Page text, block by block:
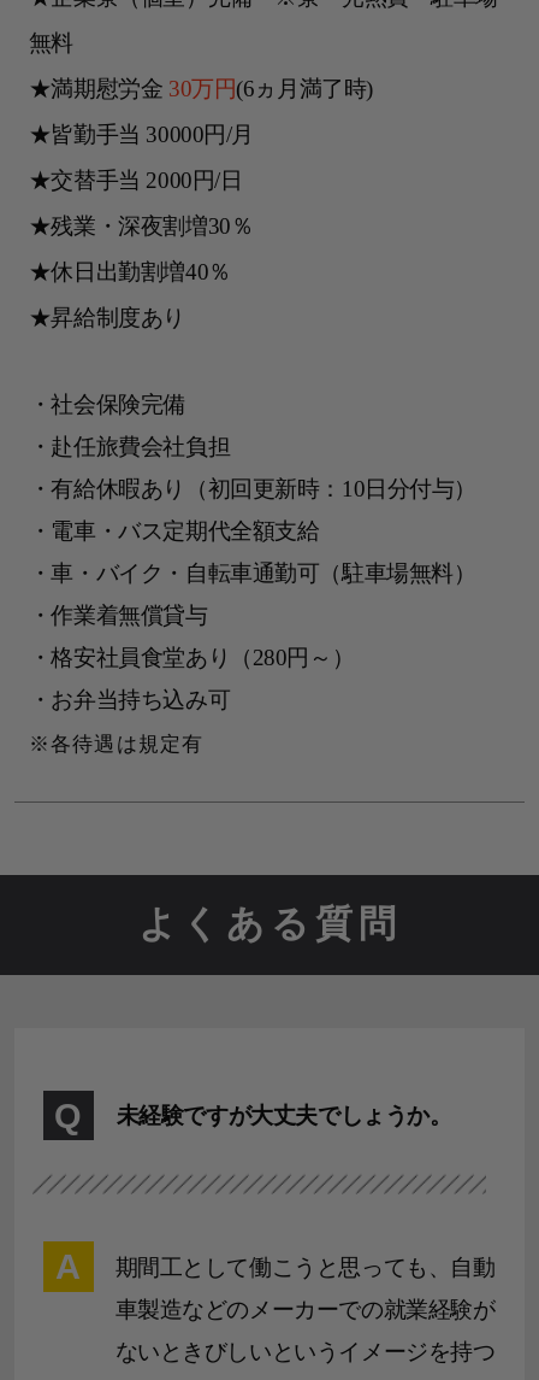
無料
★満期慰労金 30万円(6ヵ月満了時)
★皆勤手当 30000円/月
★交替手当 2000円/日
★残業・深夜割増30％
★休日出勤割増40％
★昇給制度あり
・社会保険完備
・赴任旅費会社負担
・有給休暇あり（初回更新時：10日分付与）
・電車・バス定期代全額支給
・車・バイク・自転車通勤可（駐車場無料）
・作業着無償貸与
・格安社員食堂あり（280円～）
・お弁当持ち込み可
各待遇は規定有
よくある質問
Q 未経験ですが大丈夫でしょうか。
A
期間工として働こうと思っても、自動
車製造などのメーカーでの就業経験が
ないときびしいというイメージを持つ